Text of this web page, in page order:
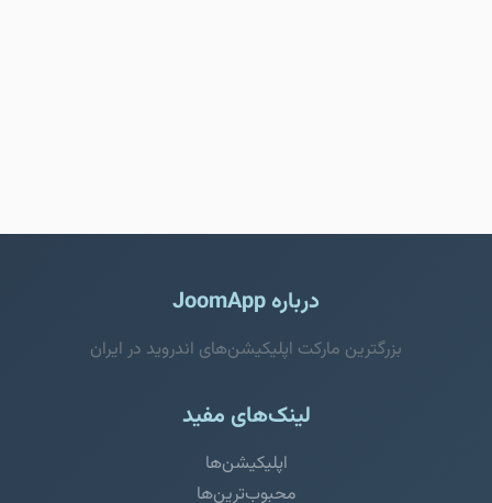
درباره JoomApp
بزرگترین مارکت اپلیکیشن‌های اندروید در ایران
لینک‌های مفید
اپلیکیشن‌ها
محبوب‌ترین‌ها